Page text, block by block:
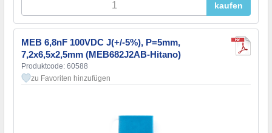
kaufen
MEB 6,8nF 100VDC J(+/-5%), P=5mm,
7,2x6,5x2,5mm (MEB682J2AB-Hitano)
Produktcode: 60588
zu Favoriten hinzufügen